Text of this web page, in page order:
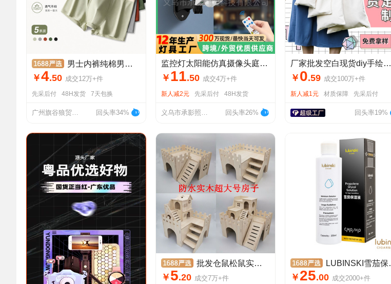
男士内裤纯棉男款平角裤内裤男生潮流四角裤短裤薄款秋冬青年裤衩
￥4.50 成交12万+件
先采后付 48H发货 7天包换
广州旗谷狼贸易有限公司 回头率34%
监控灯太阳能仿真摄像头庭院灯 人体感应遥控防水家用防贼led路灯
￥ 11.50 成交4万+件
新人减2元 先采后付 48H发货
义乌市承影照明科技有限公司 回头率26%
厂家批发空白现货diy手绘涂鸦帆布袋定制白色手提单肩logo帆布包
￥ 0.59 成交100万+件
新人减1元 材质保障 先采后付
回头率19%
批发仓鼠松鼠实木躲避屋刺猬木屋金丝熊窝荷兰猪睡房芦丁鸡大房子
￥ 5.20 成交7万+件
LUBINSKI雪茄保湿液雪茄盒加湿液保湿水鲁宾斯基雪茄保湿液
￥ 25.00 成交2000+件